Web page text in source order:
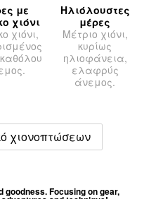
με
χιόνι
χιόνι,
Ηλιόλουστες
μέρες
Μέτριο χιόνι,
κυρίως
ηλιοφάνεια,
ελαφρύς
άνεμος.
χιονοπτώσεων